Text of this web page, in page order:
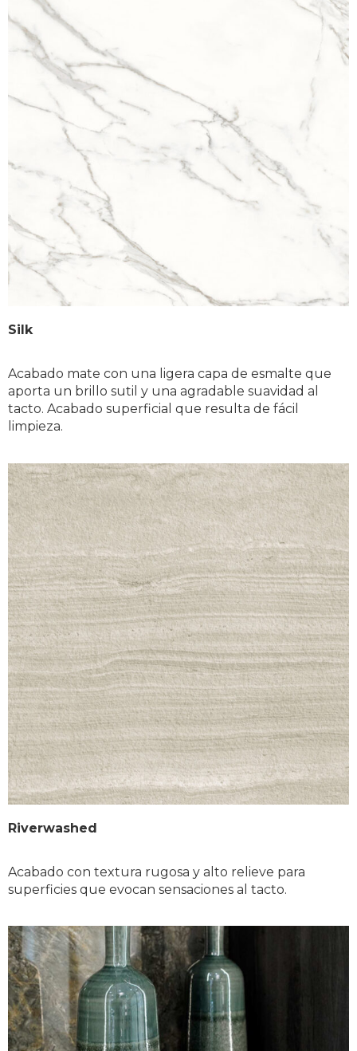
Silk
Acabado mate con una ligera capa de esmalte que
aporta un brillo sutil y una agradable suavidad al
tacto. Acabado superficial que resulta de fácil
limpieza.
Riverwashed
Acabado con textura rugosa y alto relieve para
superficies que evocan sensaciones al tacto.